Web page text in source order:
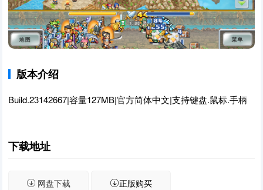
版本介绍
Build.23142667|容量127MB|官方简体中文|支持键盘.鼠标.手柄
下载地址
网盘下载 正版购买